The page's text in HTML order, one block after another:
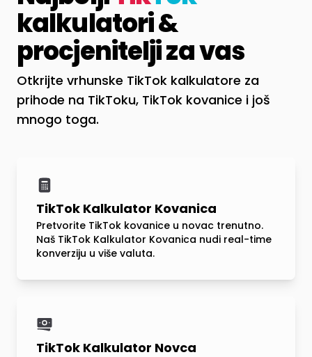
kalkulatori &
procjenitelji za vas
Otkrijte vrhunske TikTok kalkulatore za
prihode na TikToku, TikTok kovanice i još
mnogo toga.
TikTok Kalkulator Kovanica
Pretvorite TikTok kovanice u novac trenutno.
Naš TikTok Kalkulator Kovanica nudi real-time
konverziju u više valuta.
TikTok Kalkulator Novca